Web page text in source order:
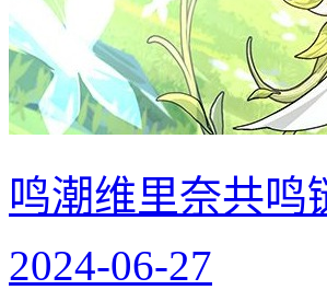
鸣潮维里奈共鸣
2024-06-27